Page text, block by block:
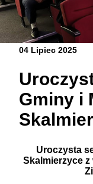
04 Lipiec 2025
Gminy i
Uroczysta
Skalmierzyce z